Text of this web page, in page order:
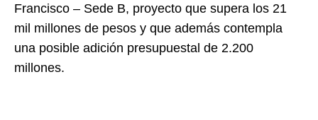
Francisco – Sede B, proyecto que supera los 21
mil millones de pesos y que además contempla
una posible adición presupuestal de 2.200
millones.